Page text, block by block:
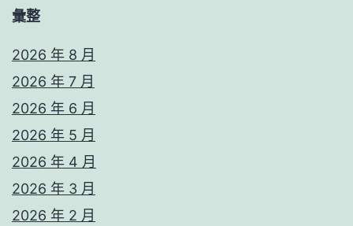
彙整
2026 年 8 月
2026 年 7 月
2026 年 6 月
2026 年 5 月
2026 年 4 月
2026 年 3 月
2026 年 2 月